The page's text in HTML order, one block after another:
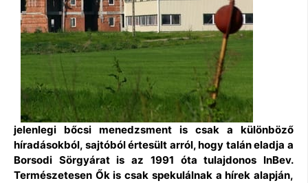
jelenlegi bőcsi menedzsment is csak a különböző
híradásokból, sajtóból értesült arról, hogy talán eladja a
Borsodi Sörgyárat is az 1991 óta tulajdonos InBev.
Természetesen Ők is csak spekulálnak a hírek alapján,